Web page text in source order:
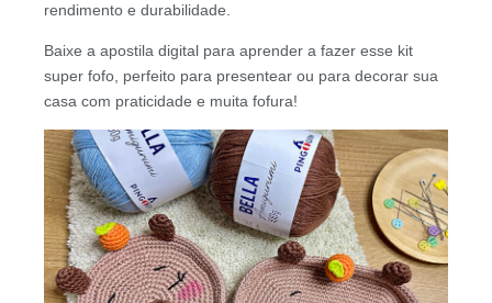
rendimento e durabilidade.
Baixe a apostila digital para aprender a fazer esse kit
super fofo, perfeito para presentear ou para decorar sua
casa com praticidade e muita fofura!